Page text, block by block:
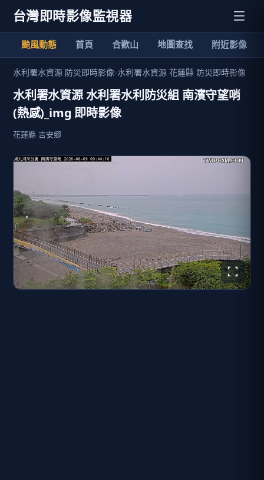
台灣即時影像監視器
颱風動態 首頁 合歡山 地圖查找 附近影像
水利署水資源 防災即時影像›水利署水資源 花蓮縣 防災即時影像
水利署水資源 水利署水利防災組 南濱守望哨
(熱感)_img 即時影像
花蓮縣 吉安鄉